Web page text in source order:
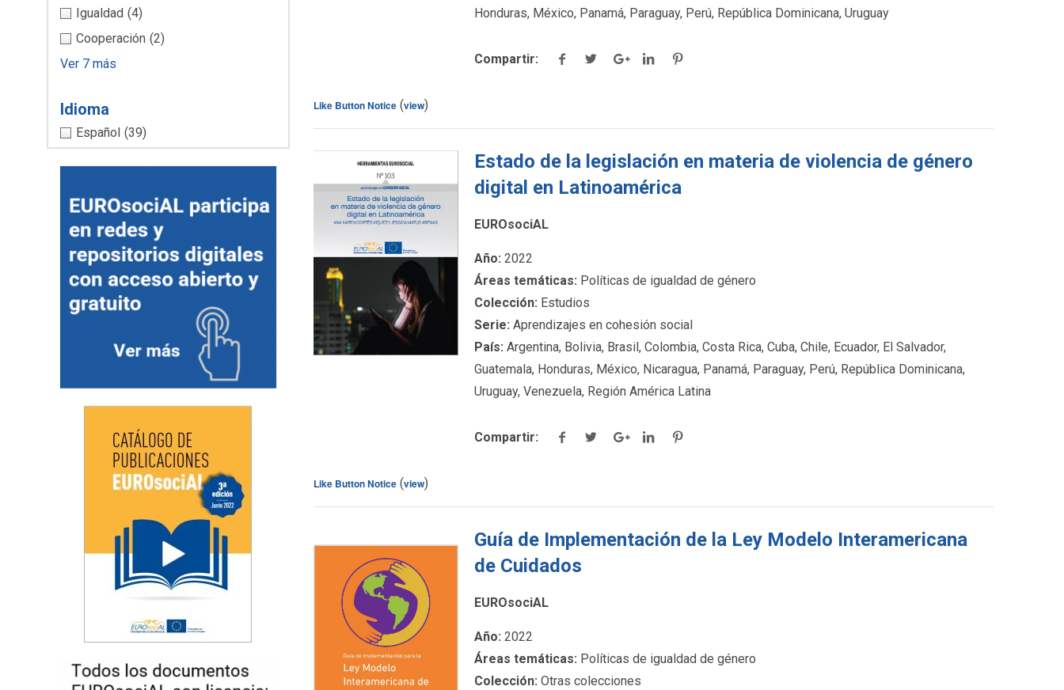
Igualdad (4)
Cooperación (2)
Ver 7 más
Idioma
Español (39)
Honduras, México, Panamá, Paraguay, Perú, República Dominicana, Uruguay
Compartir:
Like Button Notice(view)
Click para ver más
detalles.
Estado de la legislación en materia de violencia de género
digital en Latinoamérica
EUROsociAL
Año: 2022
Áreas temáticas: Políticas de igualdad de género
Colección: Estudios
Serie: Aprendizajes en cohesión social
País: Argentina, Bolivia, Brasil, Colombia, Costa Rica, Cuba, Chile, Ecuador, El Salvador,
Guatemala, Honduras, México, Nicaragua, Panamá, Paraguay, Perú, República Dominicana,
Uruguay, Venezuela, Región América Latina
Compartir:
Like Button Notice(view)
Click para ver más
detalles.
Guía de Implementación de la Ley Modelo Interamericana
de Cuidados
EUROsociAL
Año: 2022
Áreas temáticas: Políticas de igualdad de género
Colección: Otras colecciones